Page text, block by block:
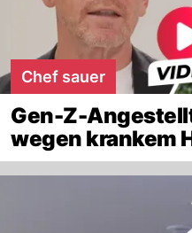
Chef sauer
Gen-Z-
wegen krankem